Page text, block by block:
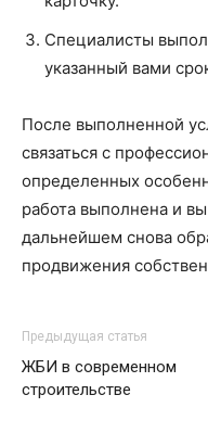
Специалисты
указанный вами
После выполненной
связаться с
определенных
работа выполнена и
дальнейшем снова
продвижения
Предыдущая статья
ЖБИ в современном
строительстве